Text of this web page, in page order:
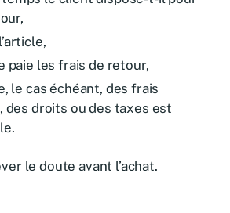
paie les frais de retour,
le cas échéant, des frais
des droits ou des taxes est
le doute avant l’achat.